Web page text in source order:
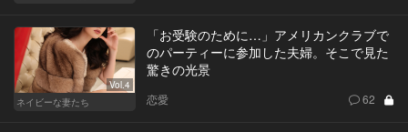
Vol.4
ネイビーな妻たち
「お受験のために…」アメリカンクラブで
のパーティーに参加した夫婦。そこで見た
驚きの光景
恋愛 62